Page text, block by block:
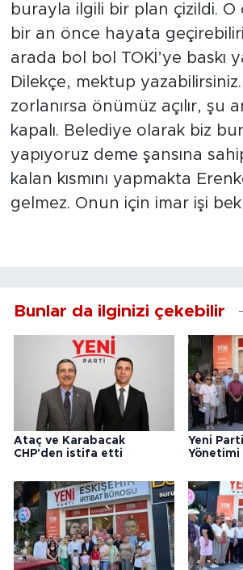
burayla ilgili bir plan çizildi. O
bir an önce hayata
arada bol bol TOKİ’ye baskı
Dilekçe, mektup
zorlanırsa önümüz açılır, şu
kapalı. Belediye olarak biz
yapıyoruz deme şansına
kalan kısmını yapmakta
gelmez. Onun için imar işi
Bunlar da ilginizi çekebilir
Ataç ve Karabacak
CHP'den istifa etti
Yeni
Yönetimi